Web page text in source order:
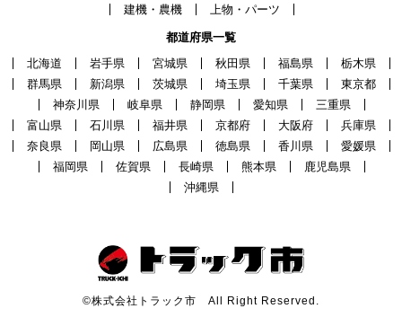
建機・農機
上物・パーツ
都道府県一覧
北海道
岩手県 宮城県 秋田県 福島県
栃木県
群馬県
新潟県 茨城県 埼玉県 千葉県
東京都
神奈川県
岐阜県 静岡県 愛知県
三重県
富山県
石川県 福井県 京都府 大阪府
兵庫県
奈良県
岡山県 広島県 徳島県 香川県
愛媛県
福岡県
佐賀県 長崎県 熊本県
鹿児島県
沖縄県
©株式会社トラック市 All Right Reserved.